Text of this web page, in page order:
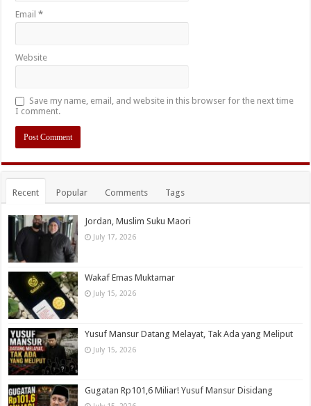
Email*
Website
Save my name, email, and website in this browser for the next time
I comment.
Recent Popular Comments Tags
Jordan, Muslim Suku Maori
July 17, 2026
Wakaf Emas Muktamar
July 15, 2026
Yusuf Mansur Datang Melayat, Tak Ada yang Meliput
July 15, 2026
Gugatan Rp101,6 Miliar! Yusuf Mansur Disidang